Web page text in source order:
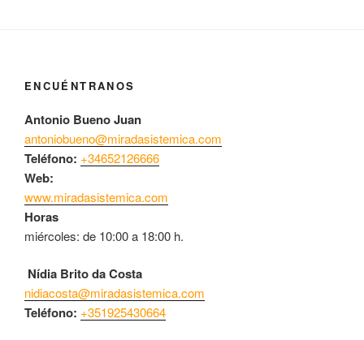
ENCUÉNTRANOS
Antonio Bueno Juan
antoniobueno@miradasistemica.com
Teléfono: +34652126666
Web:
www.miradasistemica.com
Horas
miércoles: de 10:00 a 18:00 h.
Nídia Brito da Costa
nidiacosta@miradasistemica.com
Teléfono: +351925430664